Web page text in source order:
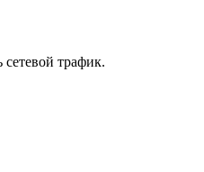
трафик.